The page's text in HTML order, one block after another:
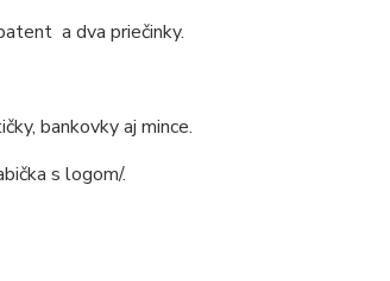
a dva priečinky.
bankovky aj mince.
s logom/.